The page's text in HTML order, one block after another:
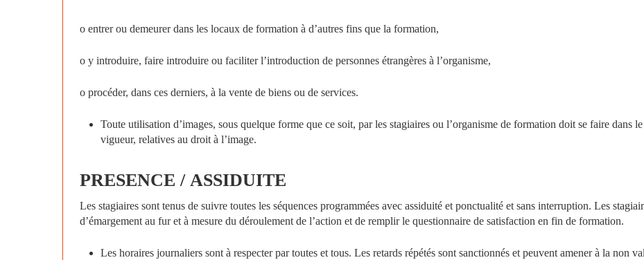
o entrer ou demeurer dans les locaux de formation à d’autres fins que la formation,
o y introduire, faire introduire ou faciliter l’introduction de personnes étrangères à l’organisme,
o procéder, dans ces derniers, à la vente de biens ou de services.
Toute utilisation d’images, sous quelque forme que ce soit, par les stagiaires ou l’organisme de formation doit se faire dans
vigueur, relatives au droit à l’image.
PRESENCE / ASSIDUITE
Les stagiaires sont tenus de suivre toutes les séquences programmées avec assiduité et ponctualité et sans interruption. Les
d’émargement au fur et à mesure du déroulement de l’action et de remplir le questionnaire de satisfaction en fin de formation.
Les horaires journaliers sont à respecter par toutes et tous. Les retards répétés sont sanctionnés et peuvent amener à la non